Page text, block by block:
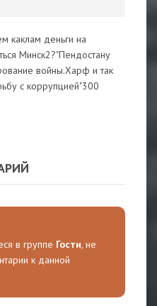
каклам деньги на
Минск2?"Пендостану
войны.Харф и так
с коррупцией"300
в группе Гости, не
к данной